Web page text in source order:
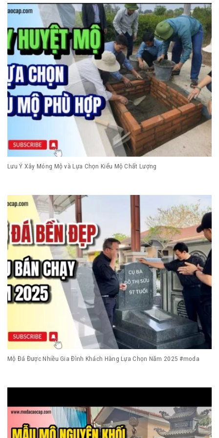
Lưu Ý Xây Móng Mộ và Lựa Chọn Kiểu Mộ Chất Lượng
Mộ Đá Được Nhiều Gia Đình Khách Hàng Lựa Chọn Năm 2025 #moda